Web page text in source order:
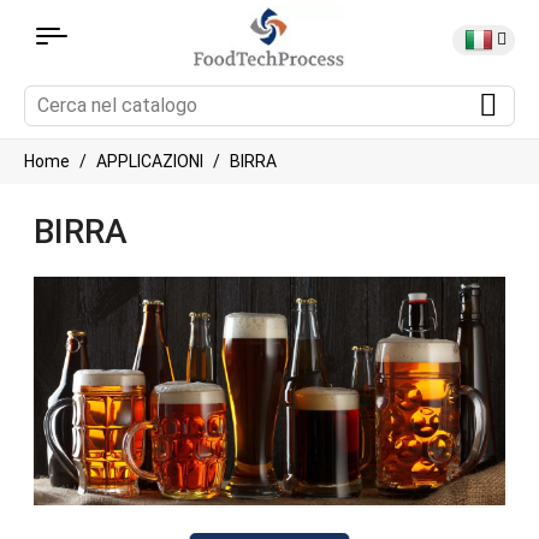
Home APPLICAZIONI BIRRA
BIRRA
Attrezzature per la lavorazione degli alimenti per la